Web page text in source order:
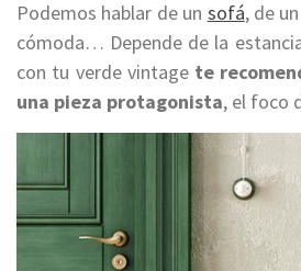
Podemos hablar de un sofá, de
cómoda… Depende de la
con tu verde vintage te
una pieza protagonista, el foco